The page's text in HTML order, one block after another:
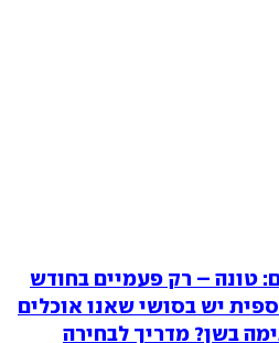
טונה – רק פעמיים בחודש
יש בסושי שאנו אוכלים
בשן? מדריך לבחירה